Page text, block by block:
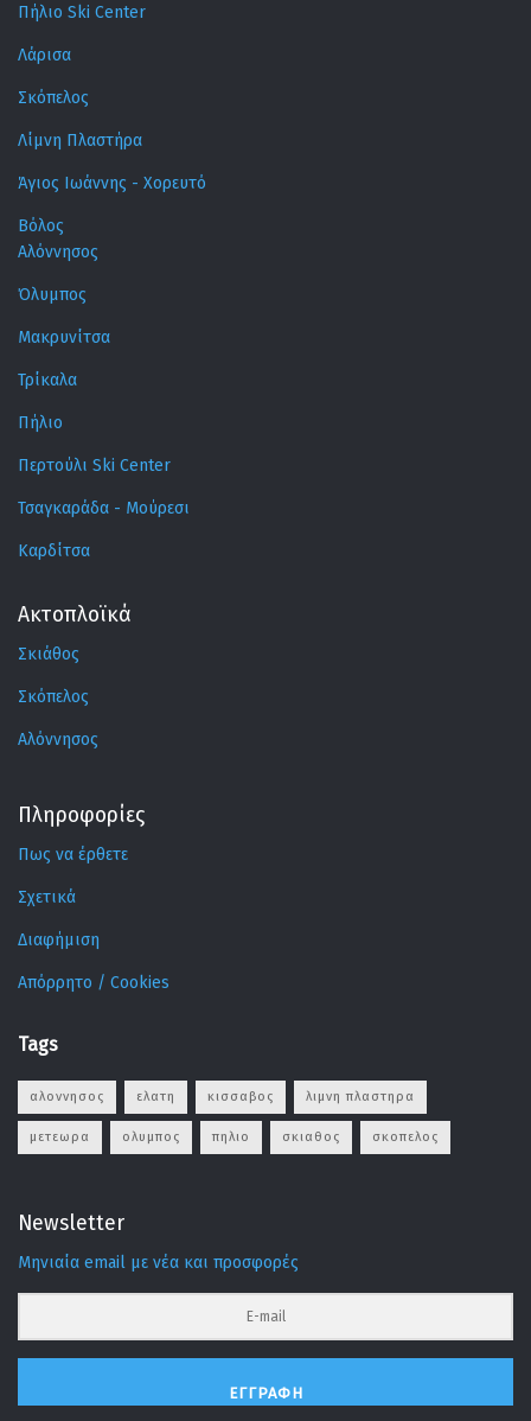
Πήλιο Ski Center
Λάρισα
Σκόπελος
Λίμνη Πλαστήρα
Άγιος Ιωάννης - Χορευτό
Βόλος
Αλόννησος
Όλυμπος
Μακρυνίτσα
Τρίκαλα
Πήλιο
Περτούλι Ski Center
Τσαγκαράδα - Μούρεσι
Καρδίτσα
Ακτοπλοϊκά
Σκιάθος
Σκόπελος
Αλόννησος
Πληροφορίες
Πως να έρθετε
Σχετικά
Διαφήμιση
Απόρρητο / Cookies
Tags
αλοννησος ελατη κισσαβος λιμνη πλαστηρα
μετεωρα ολυμπος πηλιο σκιαθος σκοπελος
Newsletter
Μηνιαία email με νέα και προσφορές
ΕΓΓΡΑΦΉ